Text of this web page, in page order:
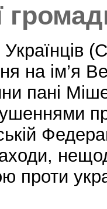
Українців
на ім’я
пані
проти